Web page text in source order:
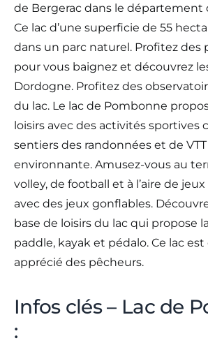
de Bergerac dans le département
Ce lac d’une superficie de 55
dans un parc naturel. Profitez des
pour vous baignez et découvrez
Dordogne. Profitez des
du lac. Le lac de Pombonne
loisirs avec des activités sportives
sentiers des randonnées et de
environnante. Amusez-vous au
volley, de football et à l’aire de
avec des jeux gonflables.
base de loisirs du lac qui propose
paddle, kayak et pédalo. Ce lac
apprécié des pêcheurs.
Infos clés – Lac de
: